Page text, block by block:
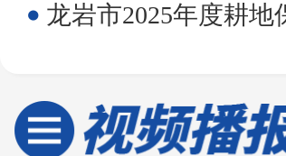
龙岩市2025年度耕地保护和粮